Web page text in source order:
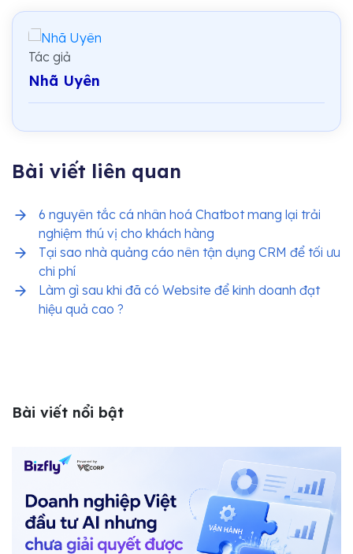
Tác giả
Nhã Uyên
Bài viết liên quan
6 nguyên tắc cá nhân hoá Chatbot mang lại trải
nghiệm thú vị cho khách hàng
Tại sao nhà quảng cáo nên tận dụng CRM để tối ưu
chi phí
Làm gì sau khi đã có Website để kinh doanh đạt
hiệu quả cao ?
Bài viết nổi bật